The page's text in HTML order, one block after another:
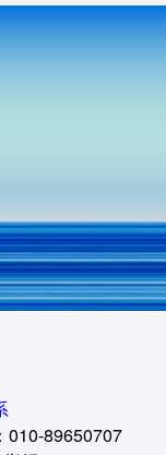
010-89650707